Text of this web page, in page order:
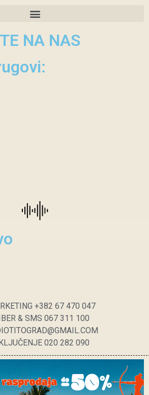
NA NAS
+382 67 470 047
& SMS 067 311 100
020 282 090